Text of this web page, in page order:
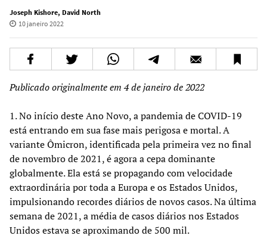
Joseph Kishore, David North
10 janeiro 2022
Publicado originalmente em 4 de janeiro de 2022
1. No início deste Ano Novo, a pandemia de COVID-19
está entrando em sua fase mais perigosa e mortal. A
variante Ômicron, identificada pela primeira vez no final
de novembro de 2021, é agora a cepa dominante
globalmente. Ela está se propagando com velocidade
extraordinária por toda a Europa e os Estados Unidos,
impulsionando recordes diários de novos casos. Na última
semana de 2021, a média de casos diários nos Estados
Unidos estava se aproximando de 500 mil.